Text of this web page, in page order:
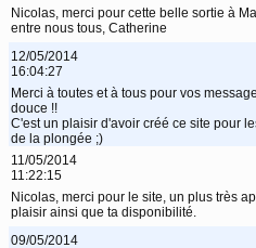
Nicolas, merci pour cette belle sortie à
entre nous tous, Catherine
12/05/2014
16:04:27
Merci à toutes et à tous pour vos
douce !!
C'est un plaisir d'avoir créé ce site pour
de la plongée ;)
11/05/2014
11:22:15
Nicolas, merci pour le site, un plus très
plaisir ainsi que ta disponibilité.
09/05/2014